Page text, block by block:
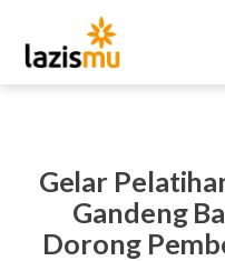
Gelar
Gandeng
Dorong